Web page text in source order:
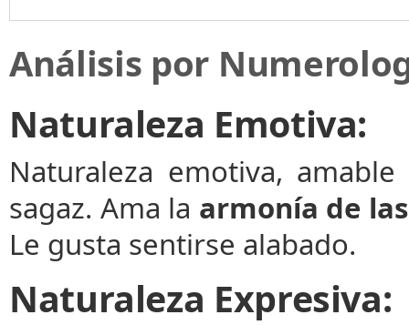
Análisis por
Naturaleza Emotiva:
Naturaleza emotiva,
sagaz. Ama la armonía de
Le gusta sentirse alabado.
Naturaleza Expresiva: